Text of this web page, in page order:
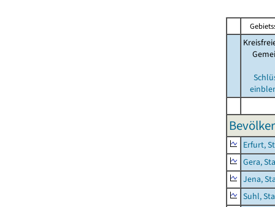
Erfurt,
Gera,
Jena,
Suhl,